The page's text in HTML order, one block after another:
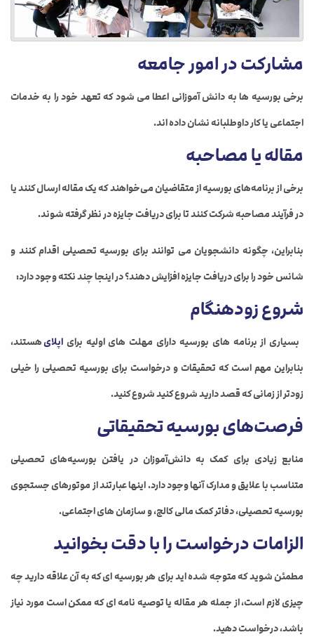
مشارکت در امور جامعه
برخی بورسیه ها به دانش آموزانی اعطا می شود که تعهد خود را به خدمات
اجتماعی یا کار داوطلبانه نشان داده اند.
مقاله یا مصاحبه
برخی از برنامه‌های بورسیه از متقاضیان می‌خواهند که یک مقاله ارسال کنند یا
در فرآیند مصاحبه شرکت کنند تا برای دریافت جایزه در نظر گرفته شوند.
بنابراین، چگونه دانشجویان می توانند برای بورسیه تحصیلی اقدام کنند و
شانس خود را برای دریافت جایزه افزایش دهند؟ در اینجا چند نکته وجود دارد:
شروع زودهنگام
بسیاری از برنامه های بورسیه دارای مهلت های اولیه برای اپلایهستند،
بنابراین مهم است که تحقیقات و درخواست برای بورسیه تحصیلی را خیلی
زودتر از زمانی که قصد دارید شروع کنید شروع کنید.
فرصت‌های بورسیه تحقیقاتی
منابع زیادی برای کمک به دانش‌آموزان در یافتن بورسیه‌های تحصیلی
متناسب با علایق و مدارک آنها وجود دارد. اینها عبارتند از موتورهای جستجوی
بورسیه تحصیلی، دفاتر کمک مالی کالج، و سازمان های اجتماعی.
الزامات درخواست را با دقت بخوانید
مطمئن شوید که متوجه شده اید برای هر بورسیه ای که به آن علاقه دارید چه
چیزی لازم است، از جمله هر مقاله یا توصیه نامه ای که ممکن است مورد نیاز
باشد، درخواست دهید.